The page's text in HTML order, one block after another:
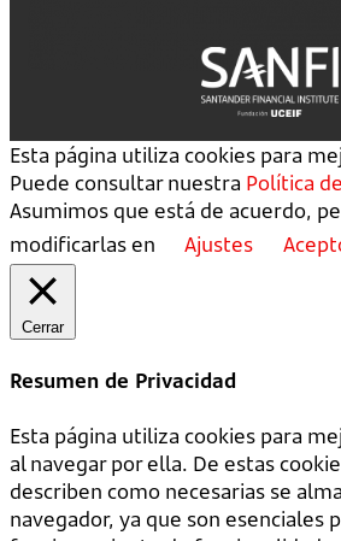
Esta página utiliza cookies para
Puede consultar nuestra Política
Asumimos que está de acuerdo,
modificarlas en
Ajustes
Cerrar
Resumen de Privacidad
Esta página utiliza cookies para
al navegar por ella. De estas
describen como necesarias se
navegador, ya que son esenciales